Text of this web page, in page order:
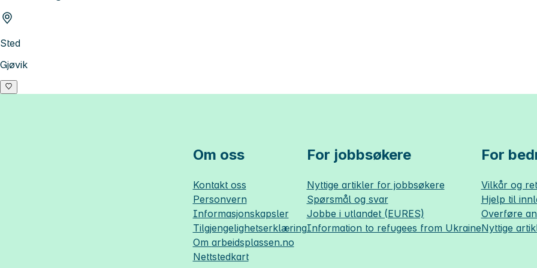
Sted
Gjøvik
Om oss
Kontakt oss
Personvern
Informasjonskapsler
Tilgjengelighetserklæring
Om arbeidsplassen.no
Nettstedkart
For jobbsøkere
Nyttige artikler for jobbsøkere
Spørsmål og svar
Jobbe i utlandet (EURES)
Information to refugees from Ukraine
For
Vilkår og
Hjelp til
Overføre
Nyttige